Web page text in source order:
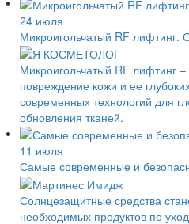
24 июля
Микроигольчатый RF лифтинг.
Микроигольчатый RF лифтинг
повреждение кожи и ее
современных технологий для
обновления тканей.
11 июля
Самые современные и
Солнцезащитные средства
необходимых продуктов по